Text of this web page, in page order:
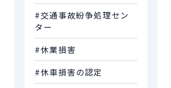
#交通事故紛争処理セン
ター
#休業損害
#休車損害の認定